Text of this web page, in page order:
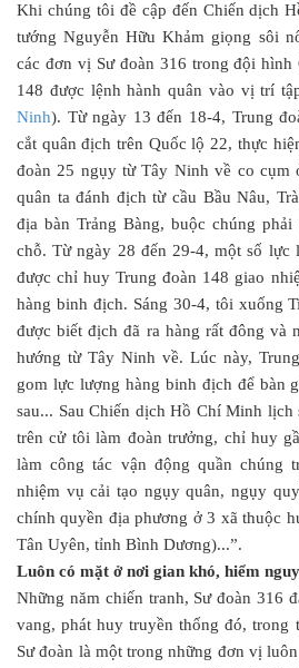
Khi chúng tôi đề cập đến Chiến dịch
tướng Nguyễn Hữu Khảm giọng sôi
các đơn vị Sư đoàn 316 trong đội hình
148 được lệnh hành quân vào vị trí
Ninh). Từ ngày 13 đến 18-4, Trung
cắt quân địch trên Quốc lộ 22, thực
đoàn 25 ngụy từ Tây Ninh về co cụm
quân ta đánh địch từ cầu Bầu Nâu,
địa bàn Trảng Bàng, buộc chúng
chỗ. Từ ngày 28 đến 29-4, một số lực
được chỉ huy Trung đoàn 148 giao
hàng binh địch. Sáng 30-4, tôi xuống
được biết địch đã ra hàng rất đông và
hướng từ Tây Ninh về. Lúc này,
gom lực lượng hàng binh địch để bàn
sau... Sau Chiến dịch Hồ Chí Minh lịch
trên cử tôi làm đoàn trưởng, chỉ huy
làm công tác vận động quần chúng
nhiệm vụ cải tạo ngụy quân, ngụy
chính quyền địa phương ở 3 xã thuộc
Tân Uyên, tỉnh Bình Dương)...”.
Luôn có mặt ở nơi gian khó, hiểm nguy
Những năm chiến tranh, Sư đoàn 316
vang, phát huy truyền thống đó, trong
Sư đoàn là một trong những đơn vị